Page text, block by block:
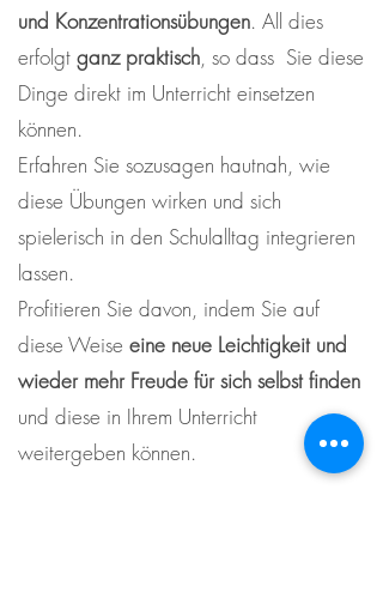
und Konzentrationsübungen. All dies
erfolgt ganz praktisch, so dass Sie diese
Dinge direkt im Unterricht einsetzen
können.
Erfahren Sie sozusagen hautnah, wie
diese Übungen wirken und sich
spielerisch in den Schulalltag integrieren
lassen.
Profitieren Sie davon, indem Sie auf
diese Weise eine neue Leichtigkeit und
wieder mehr Freude für sich selbst finden
und diese in Ihrem Unterricht
weitergeben können.